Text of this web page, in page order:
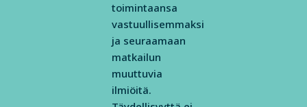
toimintaansa
vastuullisemmaksi
ja seuraamaan
matkailun
muuttuvia
ilmiöitä.